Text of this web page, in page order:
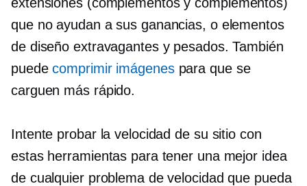
que no ayudan a sus ganancias, o elementos
de diseño extravagantes y pesados. También
puedecomprimir imágenespara que se
carguen más rápido.
Intente probar la velocidad de su sitio con
estas herramientas para tener una mejor idea
de cualquier problema de velocidad que pueda